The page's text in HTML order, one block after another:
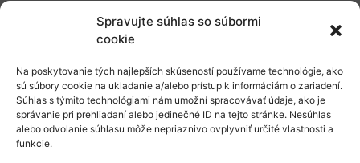
Spravujte súhlas so súbormi
cookie
Na poskytovanie tých najlepších skúseností používame technológie, ako
sú súbory cookie na ukladanie a/alebo prístup k informáciám o zariadení.
Súhlas s týmito technológiami nám umožní spracovávať údaje, ako je
správanie pri prehliadaní alebo jedinečné ID na tejto stránke. Nesúhlas
alebo odvolanie súhlasu môže nepriaznivo ovplyvniť určité vlastnosti a
funkcie.
Prepáčte, ale pred zanechaním komentára sa musíte